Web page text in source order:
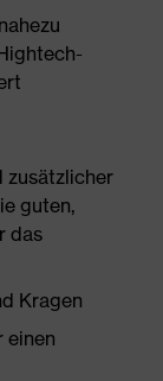
zusätzlicher
guten,
das
Kragen
einen